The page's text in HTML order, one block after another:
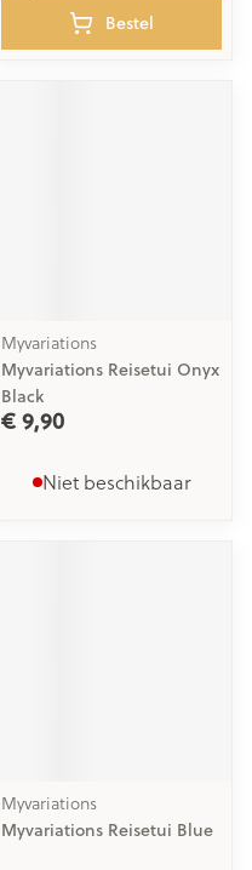
Bestel
Myvariations
Myvariations Reisetui Onyx
Black
€ 9,90
Niet beschikbaar
Myvariations
Myvariations Reisetui Blue